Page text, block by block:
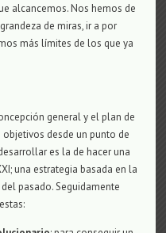
alcancemos. Nos hemos de
de miras, ir a por
más límites de los que ya
general y el plan de
desde un punto de
es la de hacer una
una estrategia basada en la
pasado. Seguidamente